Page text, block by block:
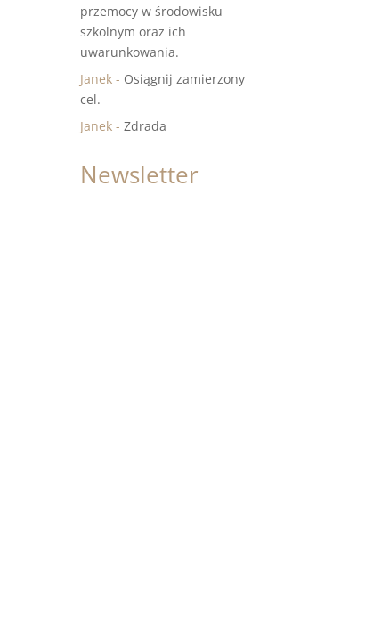
przemocy w środowisku
szkolnym oraz ich
uwarunkowania.
Janek - Osiągnij zamierzony
cel.
Janek -Zdrada
Newsletter